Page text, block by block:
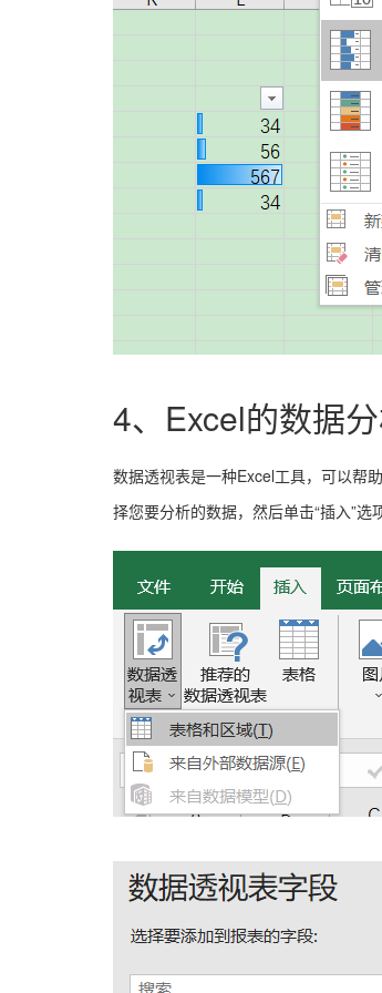
4、Excel的数据
数据透视表是一种Excel工具，可以帮
择您要分析的数据，然后单击“插入”